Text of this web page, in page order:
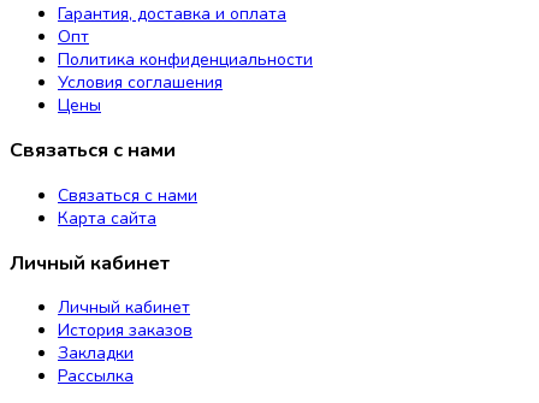
Гарантия, доставка и оплата
Опт
Политика конфиденциальности
Условия соглашения
Цены
Связаться с нами
Связаться с нами
Карта сайта
Личный кабинет
Личный кабинет
История заказов
Закладки
Рассылка